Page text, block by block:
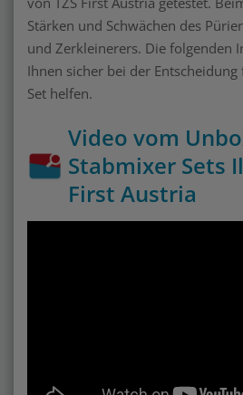
Stärken und Schwächen des
und Zerkleinerers. Die folgenden
Ihnen sicher bei der
Set helfen.
Video vom
Stabmixer Sets
First Austria